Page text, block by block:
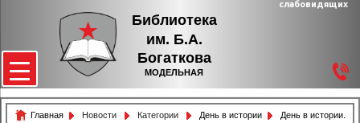
Библиотека
им. Б.А.
Богаткова
МОДЕЛЬНАЯ
слабовидящих
Главная Новости Категории День в истории
День в истории.